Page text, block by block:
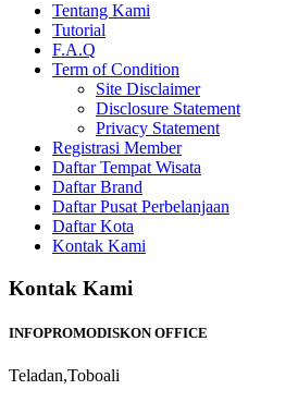
Tentang Kami
Tutorial
F.A.Q
Term of Condition
Site Disclaimer
Disclosure Statement
Privacy Statement
Registrasi Member
Daftar Tempat Wisata
Daftar Brand
Daftar Pusat Perbelanjaan
Daftar Kota
Kontak Kami
Kontak Kami
INFOPROMODISKON OFFICE
Teladan,Toboali